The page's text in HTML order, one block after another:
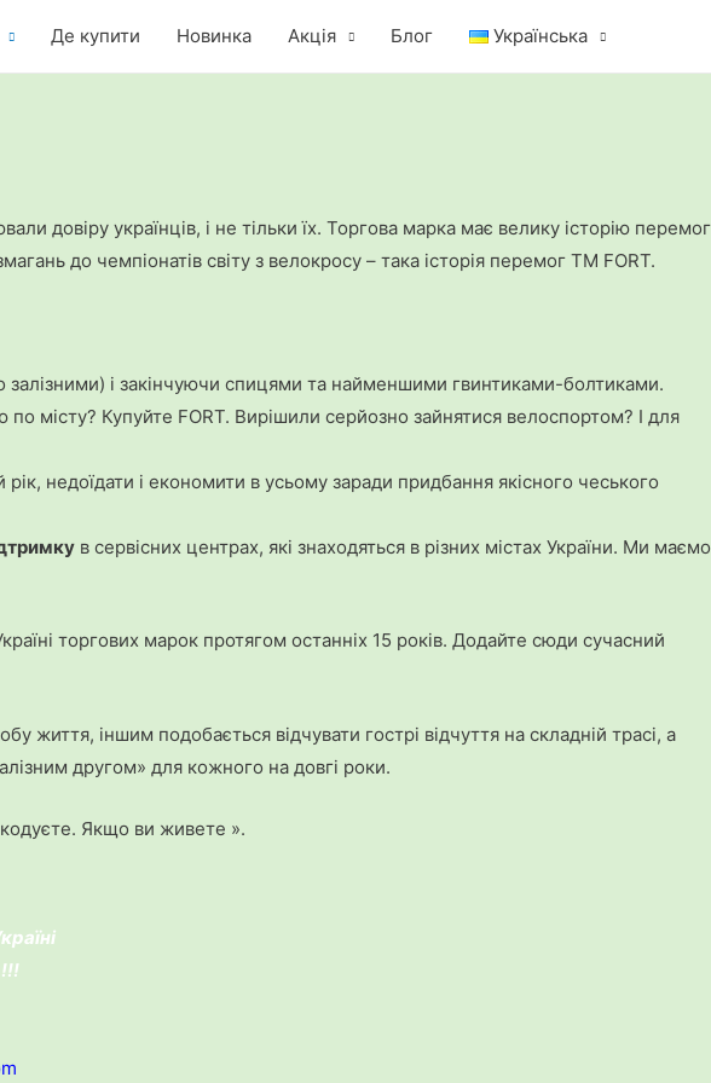
Де купити Новинка Акція Блог Українська
довіру українців, і не тільки їх. Торгова марка має велику історію перемог
до чемпіонатів світу з велокросу – така історія перемог ТМ FORT.
і закінчуючи спицями та найменшими гвинтиками-болтиками.
місту? Купуйте FORT. Вирішили серйозно зайнятися велоспортом? І для
недоїдати і економити в усьому заради придбання якісного чеського
в сервісних центрах, які знаходяться в різних містах України. Ми маємо
торгових марок протягом останніх 15 років. Додайте сюди сучасний
іншим подобається відчувати гострі відчуття на складній трасі, а
другом» для кожного на довгі роки.
Якщо ви живете ».